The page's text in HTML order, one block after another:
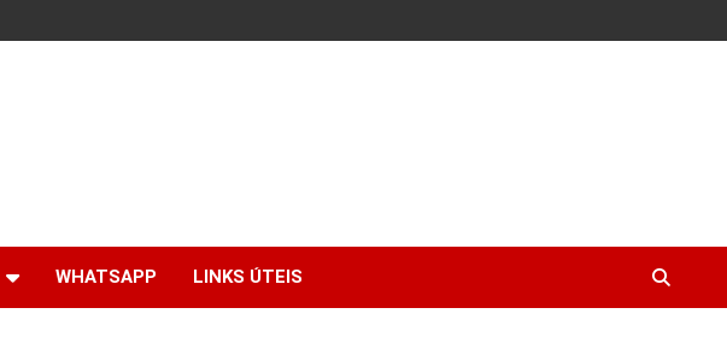
WHATSAPP LINKS ÚTEIS